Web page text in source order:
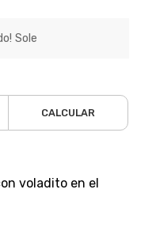
Sole
CALCULAR
voladito en el